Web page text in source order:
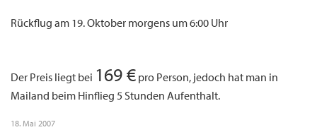
Rückflug am 19. Oktober morgens um 6:00 Uhr
Der Preis liegt bei 169 € pro Person, jedoch hat man in
Mailand beim Hinflieg 5 Stunden Aufenthalt.
18. Mai 2007